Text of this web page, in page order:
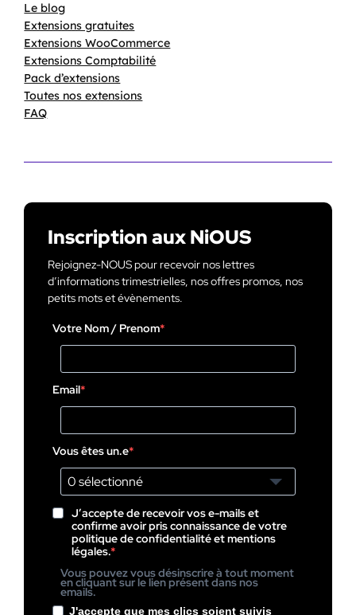
Le blog
Extensions gratuites
Extensions WooCommerce
Extensions Comptabilité
Pack d’extensions
Toutes nos extensions
FAQ
Inscription aux NiOUS
Rejoignez-NOUS pour recevoir nos lettres
d’informations trimestrielles, nos offres promos, nos
petits mots et évènements.
Votre Nom / Prenom
Email
Vous êtes un.e
0 sélectionné
J’accepte de recevoir vos e-mails et
confirme avoir pris connaissance de votre
politique de confidentialité et mentions
légales.
Vous pouvez vous désinscrire à tout moment
en cliquant sur le lien présent dans nos
emails.
J'accepte que mes clics soient suivis